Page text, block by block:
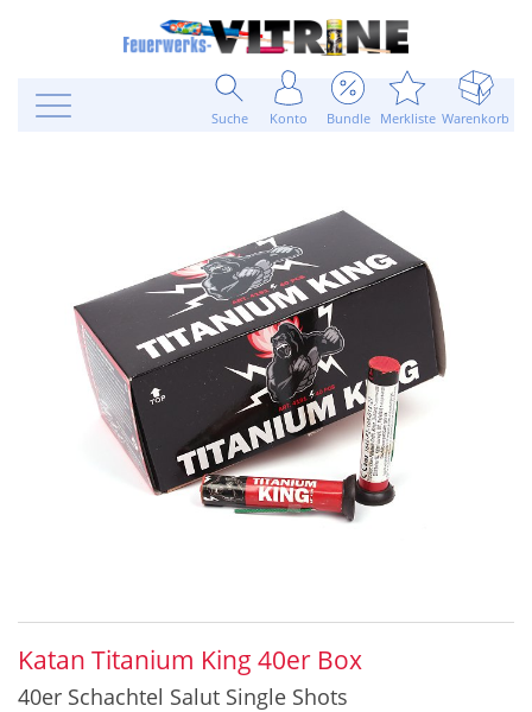
Suche Konto Bundle Merkliste Warenkorb
Katan Titanium King 40er Box
40er Schachtel Salut Single Shots